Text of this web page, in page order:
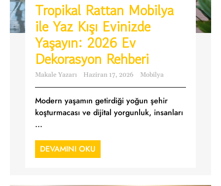
Tropikal Rattan Mobilya
ile Yaz Kışı Evinizde
Yaşayın: 2026 Ev
Dekorasyon Rehberi
Makale Yazarı Haziran 17, 2026 Mobilya
Modern yaşamın getirdiği yoğun şehir
koşturmacası ve dijital yorgunluk, insanları
...
DEVAMINI OKU